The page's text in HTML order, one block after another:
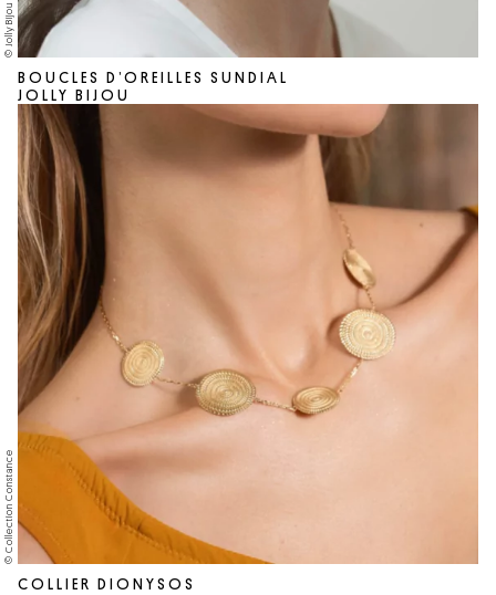
© Jolly Bijou
BOUCLES D’OREILLES SUNDIAL
JOLLY BIJOU
© Collection Constance
COLLIER DIONYSOS